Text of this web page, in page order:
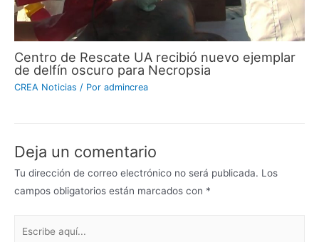
Centro de Rescate UA recibió nuevo ejemplar
de delfín oscuro para Necropsia
CREA Noticias / Por admincrea
Deja un comentario
Tu dirección de correo electrónico no será publicada. Los
campos obligatorios están marcados con *